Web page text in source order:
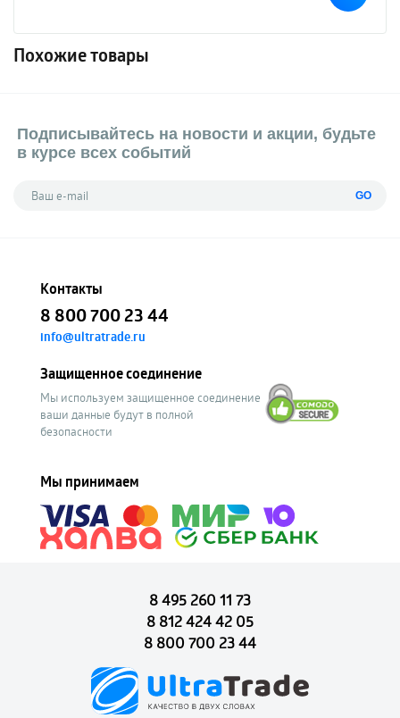
Похожие товары
Подписывайтесь на новости и акции, будьте
в курсе всех событий
GO
Контакты
8 800 700 23 44
info@ultratrade.ru
Защищенное соединение
Мы используем защищенное соединение
ваши данные будут в полной
безопасности
Мы принимаем
8 495 260 11 73
8 812 424 42 05
8 800 700 23 44